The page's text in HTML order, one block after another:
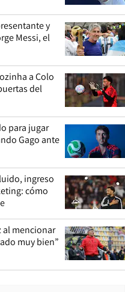
y
Messi, el
a Colo
del
para jugar
Gago ante
ingreso
cómo
al mencionar
muy bien”